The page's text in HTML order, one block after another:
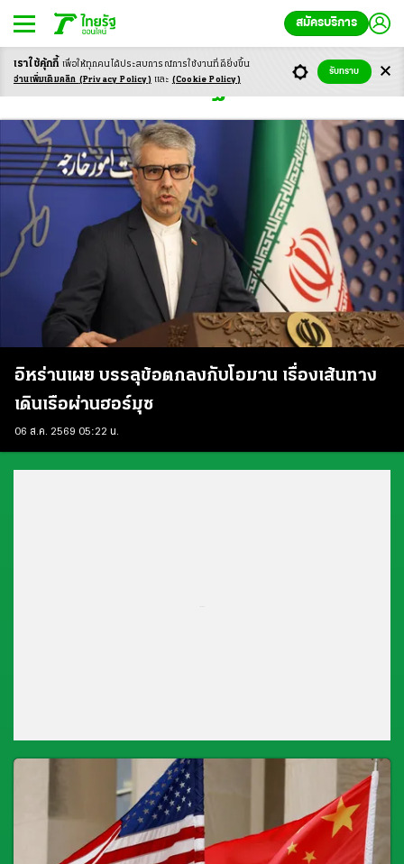
สมัครบริการ
สหรัฐฯ
อิหร่านเผย บรรลุข้อตกลงกับโอมาน เรื่องเส้นทาง
เดินเรือผ่านฮอร์มุซ
06 ส.ค. 2569 05:22 น.
เราใช้คุ้กกี้ เพื่อให้ทุกคนได้ประสบการณ์การใช้งานที่ดียิ่งขึ้น
อ่านเพิ่มเติมคลิก (Privacy Policy) และ (Cookie Policy)
รับทราบ